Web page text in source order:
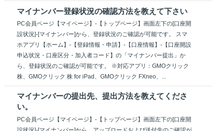
マイナンバー登録状況の確認方法を教えて下さい
PC会員ページ【マイページ】-【トップページ】画面左下の[口座開
設状況]-[マイナンバー]から、登録状況のご確認が可能です。 スマ
ホアプリ【ホーム】-【登録情報・申請】-【口座情報】-【口座開設
申込状況・口座区分・加入者コード】の「マイナンバー提出」か
ら、登録状況のご確認が可能です。 ※対応アプリ：GMOクリック
株、GMOクリック 株 for iPad、GMOクリック FXneo、...
マイナンバーの提出先、提出方法を教えてくださ
い。
PC会員ページ【マイページ】-【トップページ】画面左下の[口座開